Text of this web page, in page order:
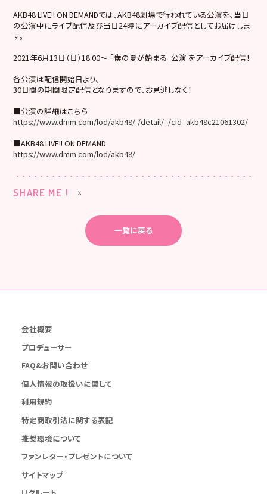
AKB48 LIVE!! ON DEMANDでは、AKB48劇場で行われている公演を、当日
の公演中にライブ配信及び当日24時にアーカイブ配信としてお届けしま
す。
2021年6月13日（日）18:00～ 「僕の夏が始まる」公演 をアーカイブ配信！
各公演は配信開始日より、
30日間の期間限定配信となりますので、お見逃しなく！
■公演の詳細はこちら
https://www.dmm.com/lod/akb48/-/detail/=/cid=akb48c21061302/
■AKB48 LIVE!! ON DEMAND
https://www.dmm.com/lod/akb48/
SHARE ME !
一覧に戻る
会社概要
プロデューサー
FAQ&お問い合わせ
個人情報の取扱いに関して
利用規約
特定商取引法に関する表記
推奨環境について
ファンレター・プレゼントについて
サイトマップ